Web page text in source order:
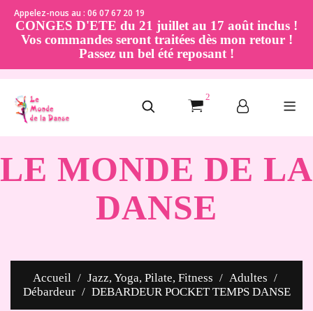
Appelez-nous au : 06 07 67 20 19
CONGES D'ETE du 21 juillet au 17 août inclus !
Vos commandes seront traitées dès mon retour !
Passez un bel été reposant !
2
LE MONDE DE LA
DANSE
Accueil Jazz, Yoga, Pilate, Fitness
Adultes
Débardeur
DEBARDEUR POCKET TEMPS DANSE